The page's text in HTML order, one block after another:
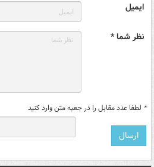
ایمیل
نظر شما *
* لطفا عدد مقابل را در جعبه متن وارد کنید